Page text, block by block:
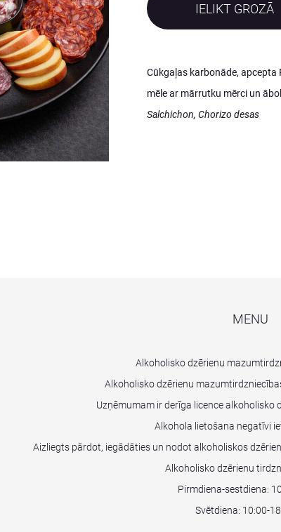
IELIKT GROZĀ
Cūkgaļas karbonāde, apcepta
mēle ar mārrutku mērci un
Salchichon, Chorizo desas
MENU
Alkoholisko dzērienu
Alkoholisko dzērienu
Uzņēmumam ir derīga licence alkoholisko
Alkohola lietošana negatīvi
Aizliegts pārdot, iegādāties un nodot alkoholiskos
Alkoholisko dzērienu
Pirmdiena-sestdiena:
Svētdiena: 10:00-